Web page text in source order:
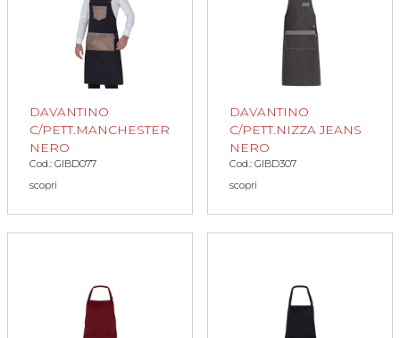
DAVANTINO
C/PETT.MANCHESTER
NERO
Cod.: GIBD077
scopri
DAVANTINO
C/PETT.NIZZA JEANS
NERO
Cod.: GIBD307
scopri